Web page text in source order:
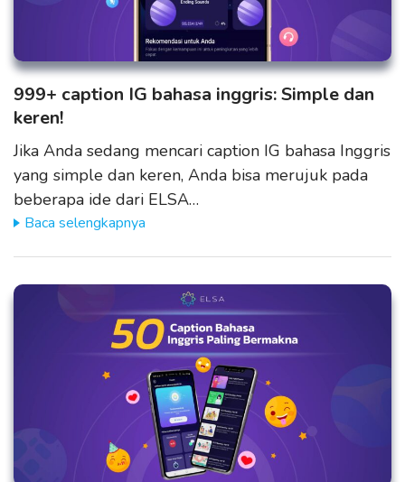
999+ caption IG bahasa inggris: Simple dan
keren!
Jika Anda sedang mencari caption IG bahasa Inggris
yang simple dan keren, Anda bisa merujuk pada
beberapa ide dari ELSA…
Baca selengkapnya